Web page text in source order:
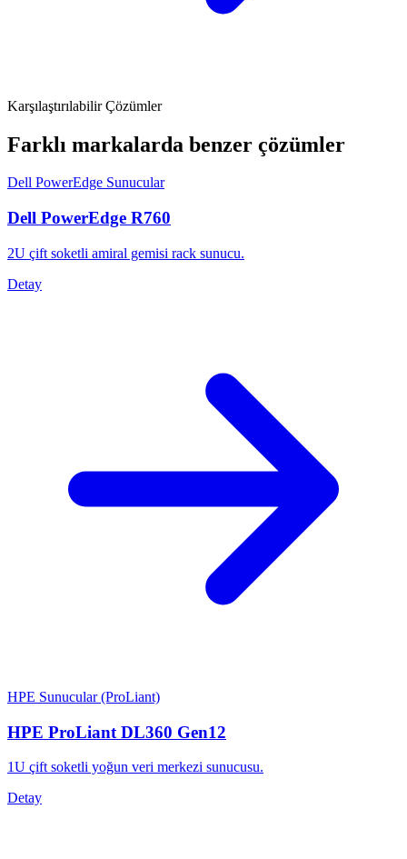
Karşılaştırılabilir Çözümler
Farklı markalarda benzer çözümler
Dell PowerEdge Sunucular
Dell PowerEdge R760
2U çift soketli amiral gemisi rack sunucu.
Detay
HPE Sunucular (ProLiant)
HPE ProLiant DL360 Gen12
1U çift soketli yoğun veri merkezi sunucusu.
Detay